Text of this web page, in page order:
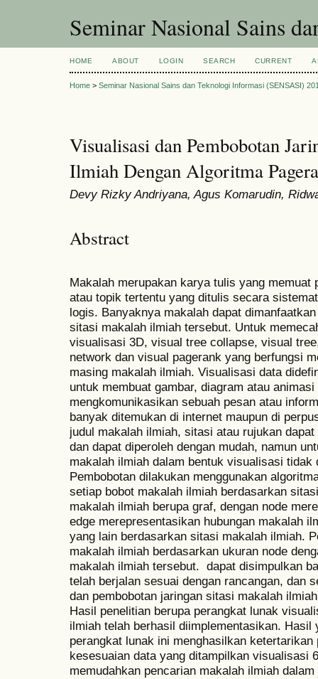
Seminar Nasional Sains
HOME ABOUT LOGIN SEARCH CURRENT
Home > Seminar Nasional Sains dan Teknologi Informasi (SENSASI)
Visualisasi dan Pembobotan
Ilmiah Dengan Algoritma
Devy Rizky Andriyana, Agus Komarudin,
Abstract
Makalah merupakan karya tulis yang memuat
atau topik tertentu yang ditulis secara
logis. Banyaknya makalah dapat
sitasi makalah ilmiah tersebut. Untuk
visualisasi 3D, visual tree collapse, visual
network dan visual pagerank yang berfungsi
masing makalah ilmiah. Visualisasi data
untuk membuat gambar, diagram atau
mengkomunikasikan sebuah pesan atau
banyak ditemukan di internet maupun di
judul makalah ilmiah, sitasi atau rujukan
dan dapat diperoleh dengan mudah, namun
makalah ilmiah dalam bentuk visualisasi tidak
Pembobotan dilakukan menggunakan
setiap bobot makalah ilmiah berdasarkan
makalah ilmiah berupa graf, dengan node
edge merepresentasikan hubungan makalah
yang lain berdasarkan sitasi makalah ilmiah.
makalah ilmiah berdasarkan ukuran node
makalah ilmiah tersebut. dapat disimpulkan
telah berjalan sesuai dengan rancangan, dan
dan pembobotan jaringan sitasi makalah
Hasil penelitian berupa perangkat lunak
ilmiah telah berhasil diimplementasikan. Hasil
perangkat lunak ini menghasilkan
kesesuaian data yang ditampilkan visualisasi
memudahkan pencarian makalah ilmiah